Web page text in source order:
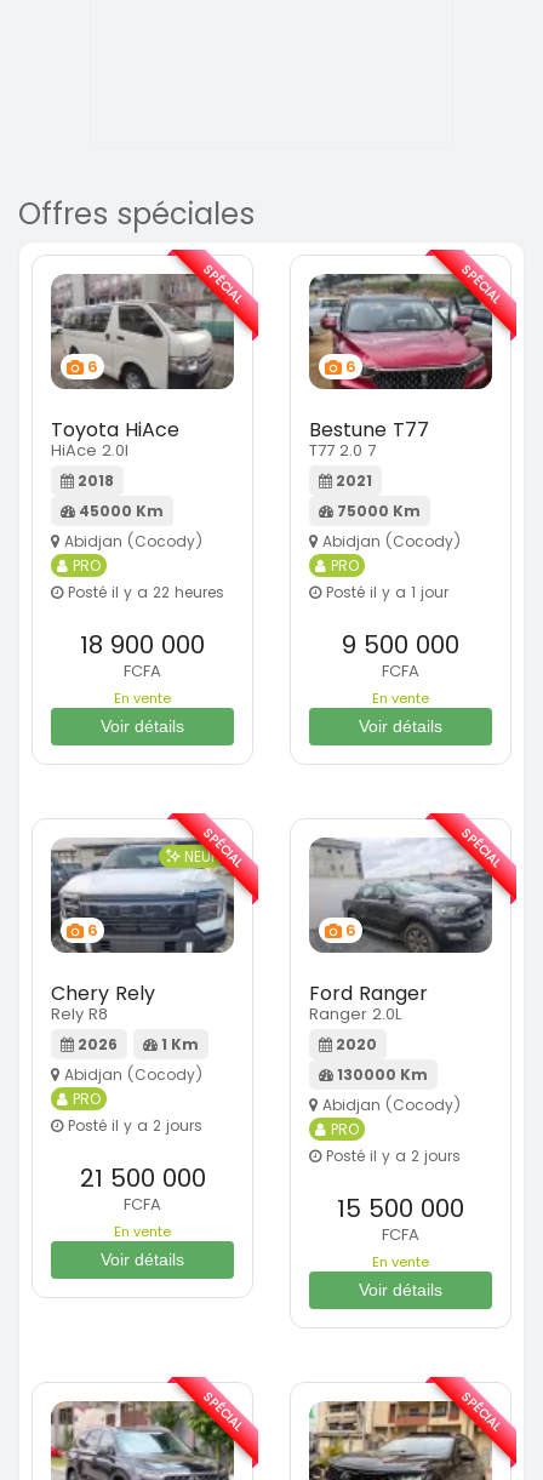
Offres spéciales
6
Toyota HiAce
HiAce 2.0l
2018
45000 Km
Abidjan (Cocody)
PRO
Posté il y a 22 heures
18 900 000
FCFA
En vente
Voir détails
SPÉCIAL
6
Bestune T77
T77 2.0 7
2021
75000 Km
Abidjan (Cocody)
PRO
Posté il y a 1 jour
9 500 000
FCFA
En vente
Voir détails
SPÉCIAL
6
NEUF
Chery Rely
Rely R8
2026
1 Km
Abidjan (Cocody)
PRO
Posté il y a 2 jours
21 500 000
FCFA
En vente
Voir détails
SPÉCIAL
6
Ford Ranger
Ranger 2.0L
2020
130000 Km
Abidjan (Cocody)
PRO
Posté il y a 2 jours
15 500 000
FCFA
En vente
Voir détails
SPÉCIAL
SPÉCIAL SPÉCIAL